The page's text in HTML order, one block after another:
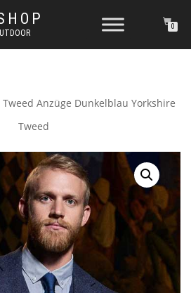
0
Anzüge Dunkelblau Yorkshire
Tweed